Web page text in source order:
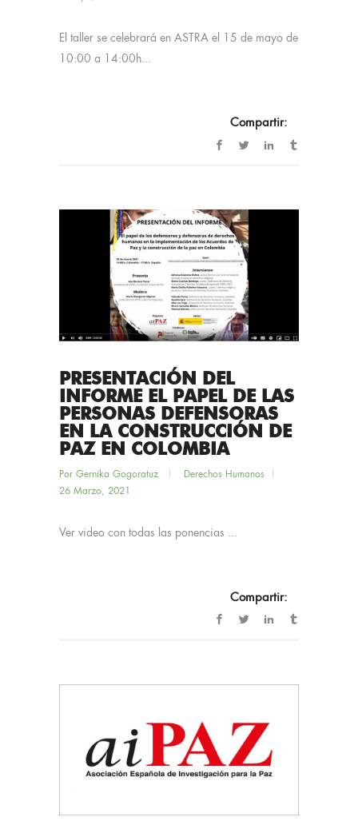
El taller se celebrará en ASTRA el 15 de mayo de
10:00 a 14:00h...
Compartir:
PRESENTACIÓN DEL
INFORME EL PAPEL DE LAS
PERSONAS DEFENSORAS
EN LA CONSTRUCCIÓN DE
PAZ EN COLOMBIA
Por Gernika Gogoratuz
Derechos Humanos
26 Marzo, 2021
Ver video con todas las ponencias ...
Compartir: